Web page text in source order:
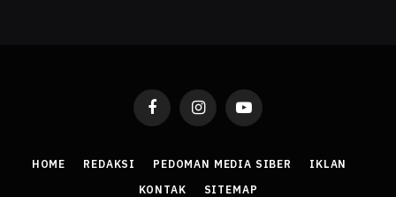
FacebookInstagramYouTube
HOME REDAKSI PEDOMAN MEDIA SIBER
IKLAN
KONTAK
SITEMAP